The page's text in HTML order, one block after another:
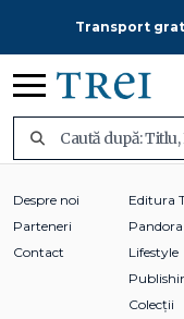
Transport
Despre noi
Parteneri
Contact
Editura
Lifestyle
Colecții